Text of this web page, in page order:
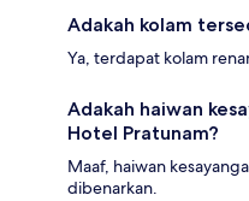
Adakah kolam
Ya, terdapat kolam
Adakah haiwan
Hotel Pratunam?
Maaf, haiwan
dibenarkan.